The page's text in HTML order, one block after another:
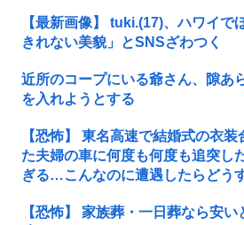
【最新画像】 tuki.(17)、ハワイで
きれない美貌」とSNSざわつく
近所のコープにいる爺さん、隙あ
を入れようとする
【恐怖】 東名高速で結婚式の衣
た夫婦の車に何度も何度も追突し
ぎる…こんなのに遭遇したらどう
【恐怖】 家族葬・一日葬なら安